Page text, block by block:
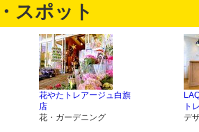
スポット
花やたトレアージュ白旗
店
花・ガーデニング
ト
デ